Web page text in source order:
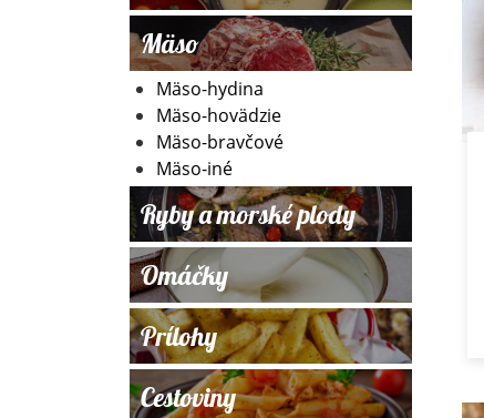
Mäso
Mäso-hydina
Mäso-hovädzie
Mäso-bravčové
Mäso-iné
Ryby a morské plody
Omáčky
Prílohy
Cestoviny